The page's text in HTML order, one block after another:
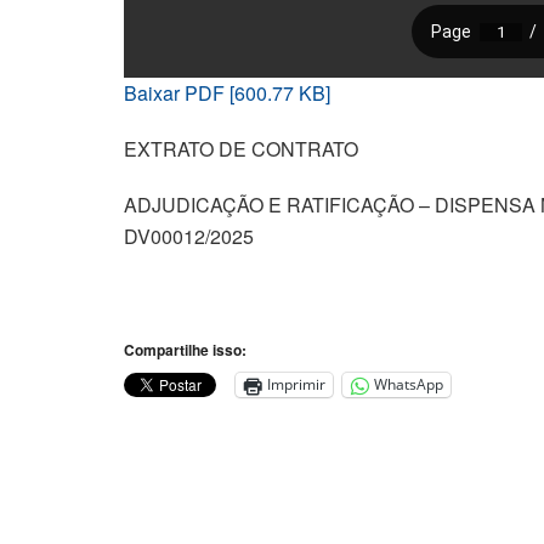
Baixar PDF [600.77 KB]
EXTRATO DE CONTRATO
ADJUDICAÇÃO E RATIFICAÇÃO – DISPENSA
DV00012/2025
Compartilhe isso:
Imprimir WhatsApp